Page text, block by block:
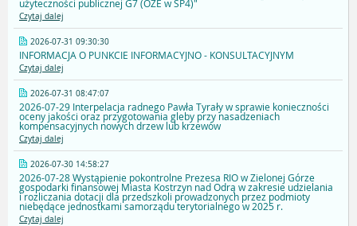
użyteczności publicznej G7 (OZE w SP4)"
Czytaj dalej
2026-07-31 09:30:30
INFORMACJA O PUNKCIE INFORMACYJNO - KONSULTACYJNYM
Czytaj dalej
2026-07-31 08:47:07
2026-07-29 Interpelacja radnego Pawła Tyrały w sprawie konieczności
oceny jakości oraz przygotowania gleby przy nasadzeniach
kompensacyjnych nowych drzew lub krzewów
Czytaj dalej
2026-07-30 14:58:27
2026-07-28 Wystąpienie pokontrolne Prezesa RIO w Zielonej Górze
gospodarki finansowej Miasta Kostrzyn nad Odrą w zakresie udzielania
i rozliczania dotacji dla przedszkoli prowadzonych przez podmioty
niebędące jednostkami samorządu terytorialnego w 2025 r.
Czytaj dalej